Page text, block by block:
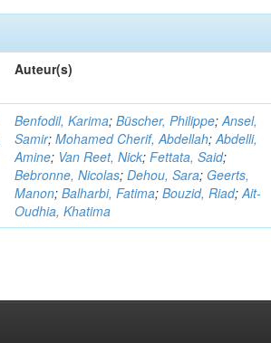
Auteur(s)
Benfodil, Karima;Büscher, Philippe;Ansel,
Samir;Mohamed Cherif, Abdellah;Abdelli,
Amine; Van Reet, Nick;Fettata, Said;
Bebronne, Nicolas;Dehou, Sara; Geerts,
Manon;Balharbi, Fatima;Bouzid, Riad;Ait-
Oudhia, Khatima